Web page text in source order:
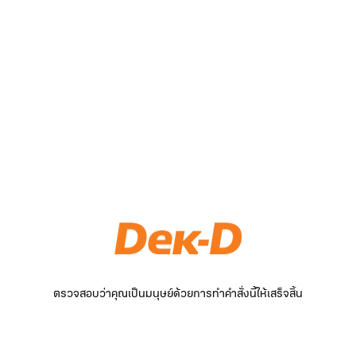
ตรวจสอบว่าคุณเป็นมนุษย์ด้วยการทำคำสั่งนี้ให้เสร็จสิ้น